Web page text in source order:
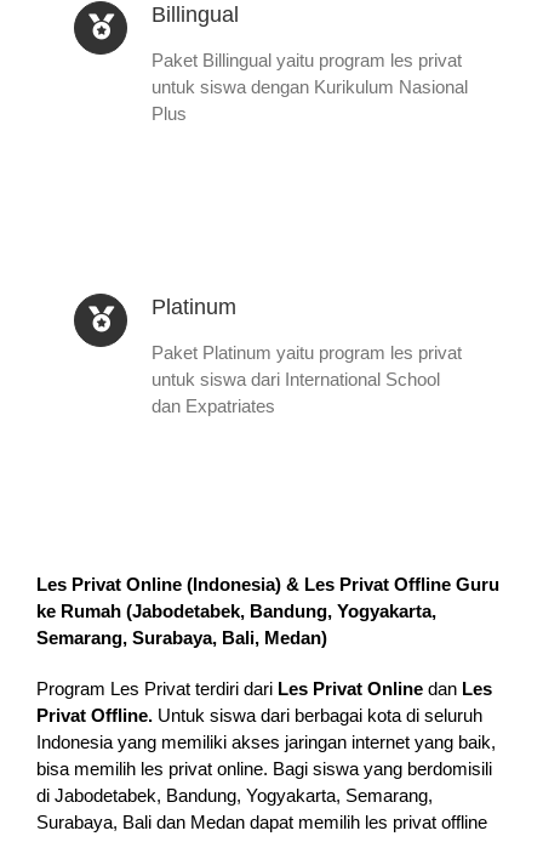
Billingual
Paket Billingual yaitu program les privat
untuk siswa dengan Kurikulum Nasional
Plus
Platinum
Paket Platinum yaitu program les privat
untuk siswa dari International School
dan Expatriates
Les Privat Online (Indonesia) & Les Privat Offline Guru
ke Rumah (Jabodetabek, Bandung, Yogyakarta,
Semarang, Surabaya, Bali, Medan)
Program Les Privat terdiri dari Les Privat Online dan Les
Privat Offline. Untuk siswa dari berbagai kota di seluruh
Indonesia yang memiliki akses jaringan internet yang baik,
bisa memilih les privat online. Bagi siswa yang berdomisili
di Jabodetabek, Bandung, Yogyakarta, Semarang,
Surabaya, Bali dan Medan dapat memilih les privat offline